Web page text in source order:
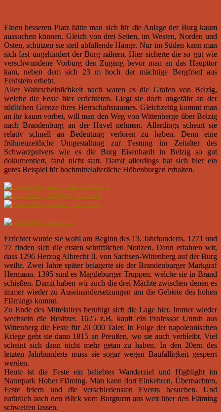
Einen besseren Platz hätte man sich für die Anlage der Burg kaum
aussuchen können. Gleich von drei Seiten, im Westen, Norden und
Osten, schützen sie steil abfallende Hänge. Nur im Süden kann man
sich fast ungehindert der Burg nähern. Hier sicherte die so gut wie
verschwundene Vorburg den Zugang bevor man an das Haupttor
kam, neben dem sich 23 m hoch der mächtige Bergfried aus
Feldstein erhebt.
Aller Wahrscheinlichkeit nach waren es die Grafen von Belzig,
welche die Feste hier errichteten. Liegt sie doch ungefähr an der
südlichen Grenze ihres Herrschaftsraumes. Gleichzeitig kommt man
an ihr kaum vorbei, will man den Weg von Wittenberge über Belzig
nach Brandenburg an der Havel nehmen. Allerdings scheint sie
relativ schnell an Bedeutung verloren zu haben. Denn eine
frühneuzeitliche Umgestaltung zur Festung im Zeitalter des
Schwarzpulvers wie es die Burg Eisenhardt in Belzig so gut
dokumentiert, fand nicht statt. Damit allerdings hat sich hier ein
gutes Beispiel für hochmittelalterliche Höhenburgen erhalten.
Errichtet wurde sie wohl am Beginn des 13. Jahrhunderts. 1271 und
77 finden sich die ersten schriftlichen Notizen. Dann erfahren wir,
dass 1296 Herzog Albrecht II. von Sachsen-Wittenberg auf der Burg
weilte. Zwei Jahre später belagerte sie der Brandenburger Markgraf
Hermann. 1395 sind es Magdeburger Truppen, welche sie in Brand
schießen. Damit haben wir auch die drei Mächte zwischen denen es
immer wieder zu Auseinandersetzungen um die Gebiete des hohen
Flämings kommt.
Zu Ende des Mittelalters beruhigt sich die Lage hier. Immer wieder
wechseln die Besitzer. 1625 z.B. kauft ein Professor Unruh aus
Wittenberg die Feste für 20 000 Taler. In Folge der napoleonischen
Kriege geht sie dann 1815 an Preußen, wo sie auch verbleibt. Viel
scheint sich dann nicht mehr getan zu haben. In den 20ern des
letzten Jahrhunderts muss sie sogar wegen Baufälligkeit gesperrt
werden.
Heute ist die Feste ein beliebtes Wanderziel und Highlight im
Naturpark Hoher Fläming. Man kann dort Einkehren, Übernachten,
Feste feiern und die verschiedensten Events besuchen. Und
natürlich auch den Blick vom Burgturm aus weit über den Fläming
schweifen lassen.